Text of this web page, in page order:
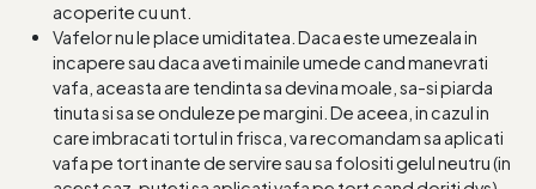
acoperite cu unt.
Vafelor nu le place umiditatea. Daca este umezeala in
incapere sau daca aveti mainile umede cand manevrati
vafa, aceasta are tendinta sa devina moale, sa-si piarda
tinuta si sa se onduleze pe margini. De aceea, in cazul in
care imbracati tortul in frisca, va recomandam sa aplicati
vafa pe tort inante de servire sau sa folositi gelul neutru (in